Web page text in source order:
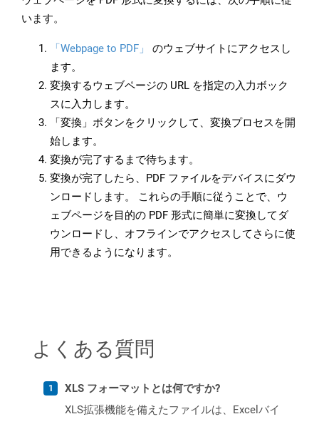
います。
「Webpage to PDF」
のウェブサイトにアクセスし
ます。
変換するウェブページの URL を指定の入力ボック
スに入力します。
「変換」ボタンをクリックして、変換プロセスを開
始します。
変換が完了するまで待ちます。
変換が完了したら、PDF ファイルをデバイスにダウ
ンロードします。 これらの手順に従うことで、ウ
ェブページを目的の PDF 形式に簡単に変換してダ
ウンロードし、オフラインでアクセスしてさらに使
用できるようになります。
よくある質問
XLS フォーマットとは何ですか?
XLS拡張機能を備えたファイルは、Excelバイ